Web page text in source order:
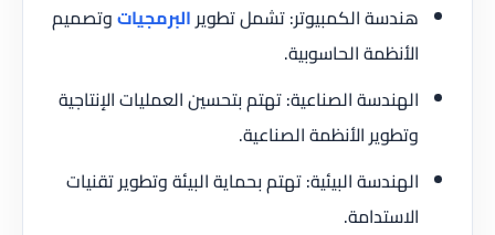
هندسة الكمبيوتر: تشمل تطويرالبرمجياتوتصميم
الأنظمة الحاسوبية.
الهندسة الصناعية: تهتم بتحسين العمليات الإنتاجية
وتطوير الأنظمة الصناعية.
الهندسة البيئية: تهتم بحماية البيئة وتطوير تقنيات
الاستدامة.